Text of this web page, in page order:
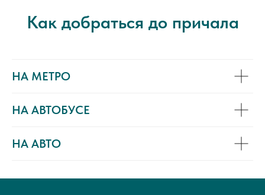
Как добраться до причала
НА МЕТРО
НА АВТОБУСЕ
НА АВТО